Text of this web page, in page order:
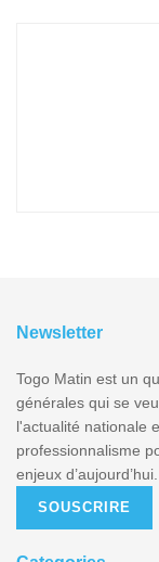
Newsletter
Togo Matin est un
générales qui se
l'actualité nationale
professionnalisme
enjeux d’aujourd’hui.
SOUSCRIRE